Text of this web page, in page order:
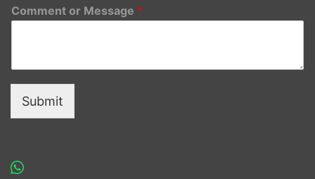
Comment or Message *
Submit